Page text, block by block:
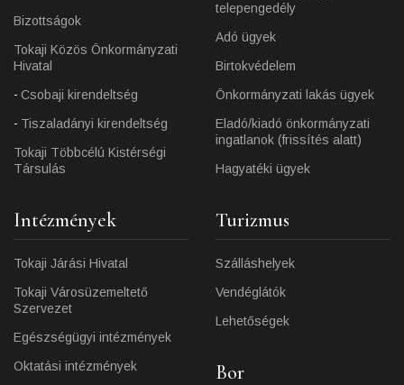
Bizottságok
Tokaji Közös Önkormányzati
Hivatal
Csobaji kirendeltség
Tiszaladányi kirendeltség
Tokaji Többcélú Kistérségi
Társulás
telepengedély
Adó ügyek
Birtokvédelem
Önkormányzati lakás ügyek
Eladó/kiadó önkormányzati
ingatlanok (frissítés alatt)
Hagyatéki ügyek
Intézmények
Tokaji Járási Hivatal
Tokaji Városüzemeltető
Szervezet
Egészségügyi intézmények
Oktatási intézmények
Turizmus
Szálláshelyek
Vendéglátók
Lehetőségek
Bor